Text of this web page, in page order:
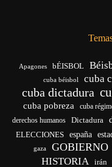
Apagones bÉISBOL
cuba béisbol cuba
cuba dictadura
cuba pobreza cuba
derechos humanos Dictadura
ELECCIONES españa
gaza GOBIERNO
HISTORIA irán